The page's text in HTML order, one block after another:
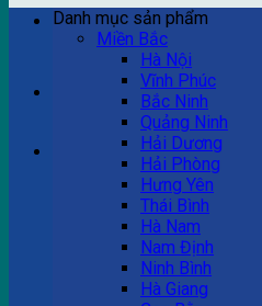
Ví dụ: Billboard quảng cáo,
trên xe bus...
Tư vấn bán hàng
0983 863 488
Danh mục sản phẩm
Miền Bắc
Hà Nội
Vĩnh Phúc
Bắc Ninh
Quảng Ninh
Hải Dương
Hải Phòng
Hưng Yên
Thái Bình
Hà Nam
Nam Định
Ninh Bình
Hà Giang